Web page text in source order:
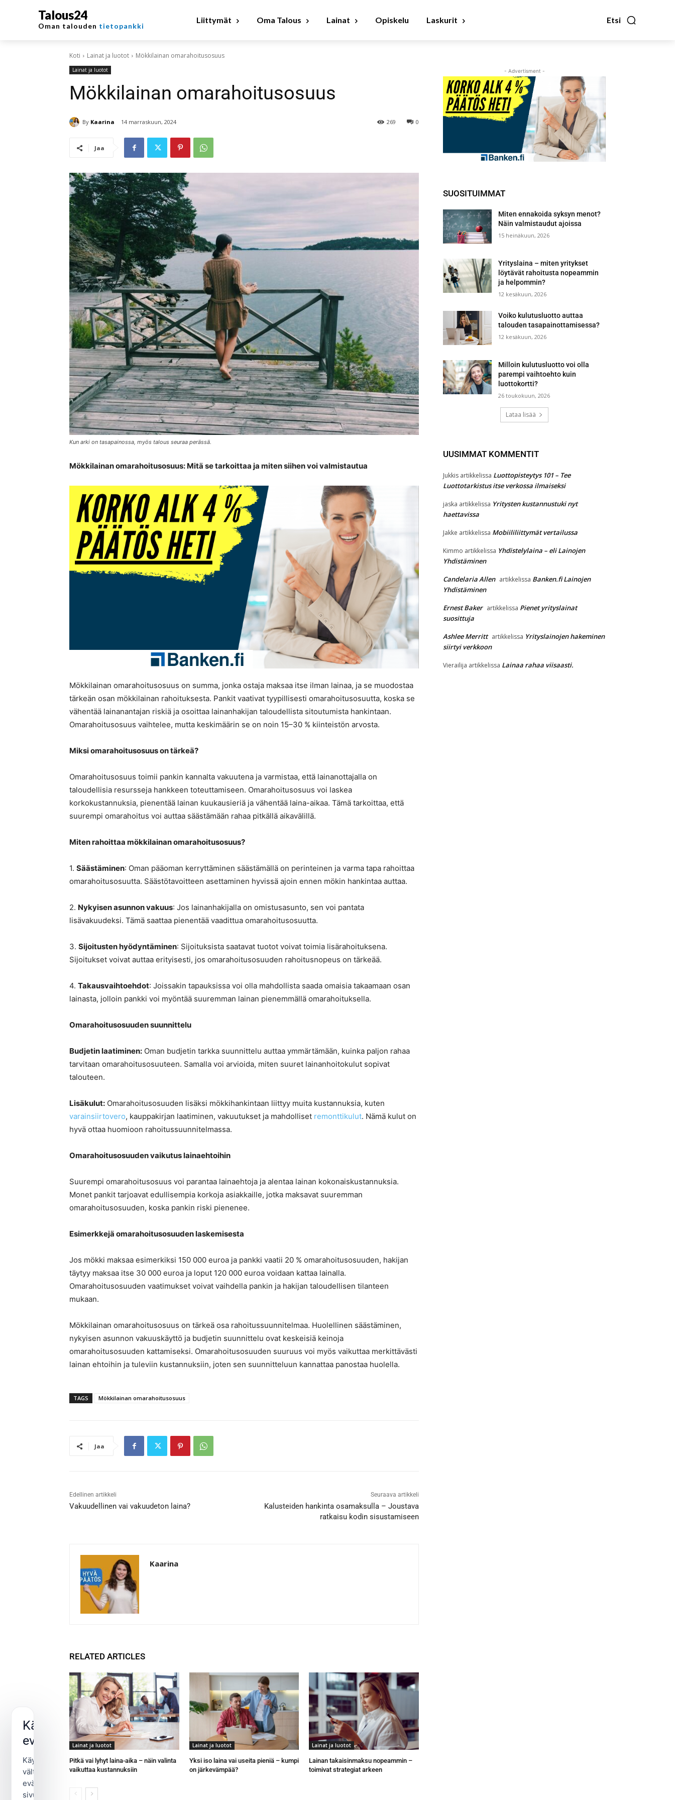
Talous24
Oman talouden tietopankki
Etsi
Liittymät Oma Talous Lainat Opiskelu Laskurit
Koti Lainat ja luotot Mökkilainan omarahoitusosuus
Lainat ja luotot
Mökkilainan omarahoitusosuus
By Kaarina 14 marraskuun, 2024 0
269
Jaa
Kun arki on tasapainossa, myös talous seuraa perässä.
Mökkilainan omarahoitusosuus: Mitä se tarkoittaa ja miten siihen voi valmistautua
Mökkilainan omarahoitusosuus on summa, jonka ostaja maksaa itse ilman lainaa, ja se muodostaa
tärkeän osan mökkilainan rahoituksesta. Pankit vaativat tyypillisesti omarahoitusosuutta, koska se
vähentää lainanantajan riskiä ja osoittaa lainanhakijan taloudellista sitoutumista hankintaan.
Omarahoitusosuus vaihtelee, mutta keskimäärin se on noin 15–30 % kiinteistön arvosta.
Miksi omarahoitusosuus on tärkeä?
Omarahoitusosuus toimii pankin kannalta vakuutena ja varmistaa, että lainanottajalla on
taloudellisia resursseja hankkeen toteuttamiseen. Omarahoitusosuus voi laskea
korkokustannuksia, pienentää lainan kuukausieriä ja vähentää laina-aikaa. Tämä tarkoittaa, että
suurempi omarahoitus voi auttaa säästämään rahaa pitkällä aikavälillä.
Miten rahoittaa mökkilainan omarahoitusosuus?
1. Säästäminen: Oman pääoman kerryttäminen säästämällä on perinteinen ja varma tapa rahoittaa
omarahoitusosuutta. Säästötavoitteen asettaminen hyvissä ajoin ennen mökin hankintaa auttaa.
2. Nykyisen asunnon vakuus: Jos lainanhakijalla on omistusasunto, sen voi pantata
lisävakuudeksi. Tämä saattaa pienentää vaadittua omarahoitusosuutta.
3. Sijoitusten hyödyntäminen: Sijoituksista saatavat tuotot voivat toimia lisärahoituksena.
Sijoitukset voivat auttaa erityisesti, jos omarahoitusosuuden rahoitusnopeus on tärkeää.
4. Takausvaihtoehdot: Joissakin tapauksissa voi olla mahdollista saada omaisia takaamaan osan
lainasta, jolloin pankki voi myöntää suuremman lainan pienemmällä omarahoituksella.
Omarahoitusosuuden suunnittelu
Budjetin laatiminen: Oman budjetin tarkka suunnittelu auttaa ymmärtämään, kuinka paljon rahaa
tarvitaan omarahoitusosuuteen. Samalla voi arvioida, miten suuret lainanhoitokulut sopivat
talouteen.
Lisäkulut: Omarahoitusosuuden lisäksi mökkihankintaan liittyy muita kustannuksia, kuten
varainsiirtovero, kauppakirjan laatiminen, vakuutukset ja mahdolliset remonttikulut. Nämä kulut on
hyvä ottaa huomioon rahoitussuunnitelmassa.
Omarahoitusosuuden vaikutus lainaehtoihin
Suurempi omarahoitusosuus voi parantaa lainaehtoja ja alentaa lainan kokonaiskustannuksia.
Monet pankit tarjoavat edullisempia korkoja asiakkaille, jotka maksavat suuremman
omarahoitusosuuden, koska pankin riski pienenee.
Esimerkkejä omarahoitusosuuden laskemisesta
Jos mökki maksaa esimerkiksi 150 000 euroa ja pankki vaatii 20 % omarahoitusosuuden, hakijan
täytyy maksaa itse 30 000 euroa ja loput 120 000 euroa voidaan kattaa lainalla.
Omarahoitusosuuden vaatimukset voivat vaihdella pankin ja hakijan taloudellisen tilanteen
mukaan.
Mökkilainan omarahoitusosuus on tärkeä osa rahoitussuunnitelmaa. Huolellinen säästäminen,
nykyisen asunnon vakuuskäyttö ja budjetin suunnittelu ovat keskeisiä keinoja
omarahoitusosuuden kattamiseksi. Omarahoitusosuuden suuruus voi myös vaikuttaa merkittävästi
lainan ehtoihin ja tuleviin kustannuksiin, joten sen suunnitteluun kannattaa panostaa huolella.
TAGS Mökkilainan omarahoitusosuus
Jaa
Edellinen artikkeli
Vakuudellinen vai vakuudeton laina?
Seuraava artikkeli
Kalusteiden hankinta osamaksulla – Joustava
ratkaisu kodin sisustamiseen
Kaarina
RELATED ARTICLES
Lainat ja luotot
Pitkä vai lyhyt laina-aika – näin valinta
vaikuttaa kustannuksiin
Lainat ja luotot
Yksi iso laina vai useita pieniä – kumpi
on järkevämpää?
Lainat ja luotot
Lainan takaisinmaksu nopeammin –
toimivat strategiat arkeen
- Advertisment -
SUOSITUIMMAT
Miten ennakoida syksyn menot?
Näin valmistaudut ajoissa
15 heinäkuun, 2026
Yrityslaina – miten yritykset
löytävät rahoitusta nopeammin
ja helpommin?
12 kesäkuun, 2026
Voiko kulutusluotto auttaa
talouden tasapainottamisessa?
12 kesäkuun, 2026
Milloin kulutusluotto voi olla
parempi vaihtoehto kuin
luottokortti?
26 toukokuun, 2026
Lataa lisää
UUSIMMAT KOMMENTIT
Jukkis artikkelissa Luottopisteytys 101 – Tee
Luottotarkistus itse verkossa ilmaiseksi
jaska artikkelissa Yritysten kustannustuki nyt
haettavissa
Jakke artikkelissa Mobiililiittymät vertailussa
Kimmo artikkelissa Yhdistelylaina – eli Lainojen
Yhdistäminen
Candelaria Allen artikkelissa Banken.fi Lainojen
Yhdistäminen
Ernest Baker artikkelissa Pienet yrityslainat
suosittuja
Ashlee Merritt artikkelissa Yrityslainojen hakeminen
siirtyi verkkoon
Vierailija artikkelissa Lainaa rahaa viisaasti.
Käytämme
evästeitä
Käytämme
välttämättömiä
evästeitä
sivuston